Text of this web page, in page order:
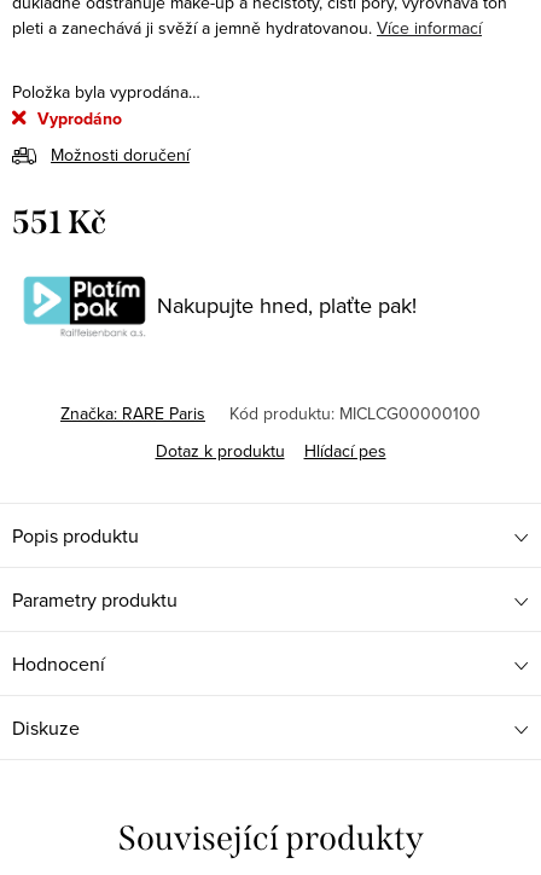
pleti a zanechává ji svěží a jemně hydratovanou. Více informací
Položka byla vyprodána…
Vyprodáno
Možnosti doručení
551 Kč
cena:
Nakupujte hned, plaťte pak!
Značka: RARE Paris Kód produktu: MICLCG00000100
Dotaz k produktu
Hlídací pes
Popis produktu
Parametry produktu
Hodnocení
Diskuze
Související produkty